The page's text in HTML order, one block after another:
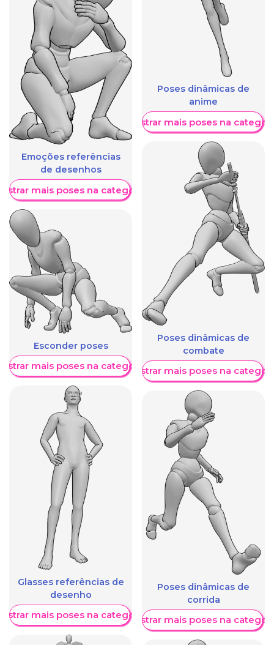
Emoções referências
de desenhos
mais poses na categoria
Esconder poses
mais poses na categoria
Glasses referências de
desenho
mais poses na categoria
Poses dinâmicas de
anime
Mostrar mais poses na
Poses dinâmicas de
combate
Mostrar mais poses na
Poses dinâmicas de
corrida
Mostrar mais poses na